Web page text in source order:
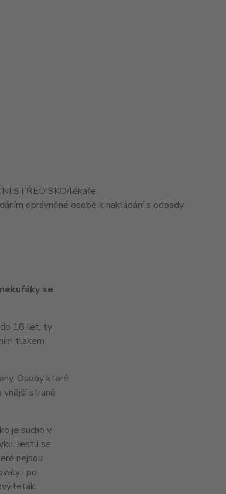
STŘEDISKO/lékaře.
oprávněné osobě k nakládání s odpady.
se
do 18 let, ty
tlakem
Osoby které
vnější straně
je sucho v
Jestli se
nejsou
i po
leták.